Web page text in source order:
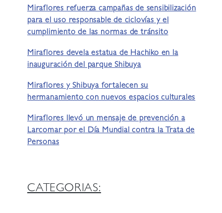
Miraflores refuerza campañas de sensibilización
para el uso responsable de ciclovías y el
cumplimiento de las normas de tránsito
Miraflores devela estatua de Hachiko en la
inauguración del parque Shibuya
Miraflores y Shibuya fortalecen su
hermanamiento con nuevos espacios culturales
Miraflores llevó un mensaje de prevención a
Larcomar por el Día Mundial contra la Trata de
Personas
CATEGORIAS: